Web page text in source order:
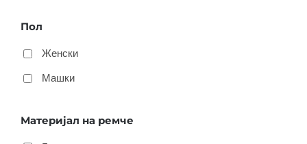
Пол
Женски
Машки
Материјал на ремче